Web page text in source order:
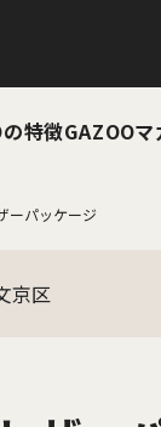
特徴GAZOOマ
ーパッケージ
京区